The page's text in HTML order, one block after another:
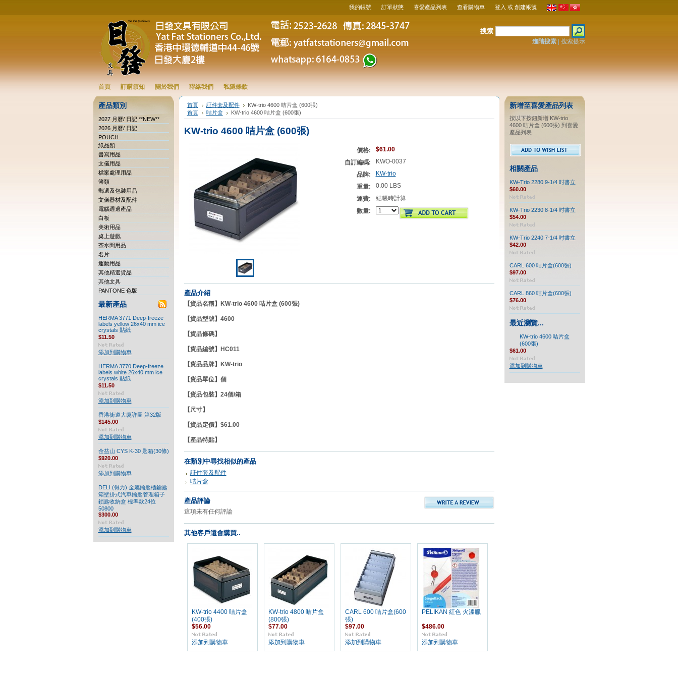
我的帳號 訂單狀態 喜愛產品列表 查看購物車 登入 或 創建帳號
搜索
進階搜索| 搜索提示
首頁 訂購須知 關於我們 聯絡我們 私隱條款
產品類別
2027 月曆/ 日記 **NEW**
2026 月曆/ 日記
POUCH
紙品類
書寫用品
文儀用品
檔案處理用品
簿類
郵遞及包裝用品
文儀器材及配件
電腦週邊產品
白板
美術用品
桌上遊戲
茶水間用品
名片
運動用品
其他精選貨品
其他文具
PANTONE 色版
最新產品
HERMA 3771 Deep-freeze
labels yellow 26x40 mm ice
crystals 貼紙
$11.50
添加到購物車
HERMA 3770 Deep-freeze
labels white 26x40 mm ice
crystals 貼紙
$11.50
添加到購物車
香港街道大廈詳圖 第32版
$145.00
添加到購物車
金益山 CYS K-30 匙箱(30條)
$920.00
添加到購物車
DELI (得力) 金屬鑰匙櫃鑰匙
箱壁掛式汽車鑰匙管理箱子
鎖匙收納盒 標準款24位
50800
$300.00
添加到購物車
首頁 証件套及配件
KW-trio 4600 咭片盒 (600張)
首頁
咭片盒 KW-trio 4600 咭片盒 (600張)
KW-trio 4600 咭片盒 (600張)
價格:
$61.00
自訂編碼:
KWO-0037
品牌:
KW-trio
重量:
0.00 LBS
運費:
結帳時計算
數量:
產品介紹
【貨品名稱】KW-trio 4600 咭片盒 (600張)
【貨品型號】4600
【貨品條碼】
【貨品編號】HC011
【貨品品牌】 KW-trio
【貨品單位】個
【貨品包裝】24個/箱
【尺寸】
【貨品定價】$61.00
【產品特點】
在類別中尋找相似的產品
証件套及配件
咭片盒
產品評論
這項未有任何評論
其他客戶還會購買..
KW-trio 4400 咭片盒
(400張)
$56.00
添加到購物車
KW-trio 4800 咭片盒
(800張)
$77.00
添加到購物車
CARL 600 咭片盒(600
張)
$97.00
添加到購物車
PELIKAN 紅色 火漆臘
$486.00
添加到購物車
新增至喜愛產品列表
按以下按鈕新增 KW-trio
4600 咭片盒 (600張) 到喜愛
產品列表
相關產品
KW-Trio 2280 9-1/4 吋書立
$60.00
KW-Trio 2230 8-1/4 吋書立
$54.00
KW-Trio 2240 7-1/4 吋書立
$42.00
CARL 600 咭片盒(600張)
$97.00
CARL 860 咭片盒(600張)
$76.00
最近瀏覽...
KW-trio 4600 咭片盒
(600張)
$61.00
添加到購物車